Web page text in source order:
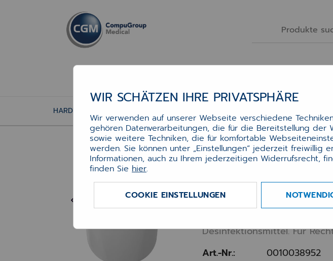
HARDWARE
Healthcare
wasserdichte Medizinmaus
Bereiche wie
Spaltfreie Oberfläche für
Desinfektionsmittel. Für
Art.-Nr.:
0010038952
WIR SCHÄTZEN IHRE PRIVATSPHÄRE
Wir verwenden auf unserer Webseite verschiedene
gehören Datenverarbeitungen, die für die Bereitstellung
sowie weitere Techniken, die für komfortable
werden. Sie können unter „Einstellungen“ jederzeit freiwillig
Informationen, auch zu Ihrem jederzeitigen Widerrufsrecht,
finden Sie hier.
COOKIE EINSTELLUNGEN